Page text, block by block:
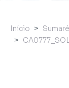
Início Sumaré